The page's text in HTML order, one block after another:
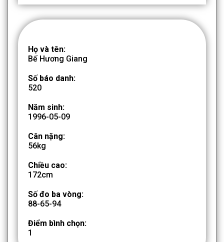
Họ và tên:
Bế Hương Giang
Số báo danh:
520
Năm sinh:
1996-05-09
Cân nặng:
56kg
Chiều cao:
172cm
Số đo ba vòng:
88-65-94
Điểm bình chọn:
1